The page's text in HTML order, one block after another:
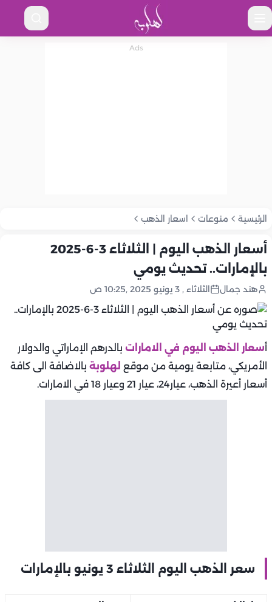
الرئيسية منوعات اسعار الذهب
أسعار الذهب اليوم | الثلاثاء 3-6-2025
بالإمارات.. تحديث يومي
هند جمال الثلاثاء , 3 يونيو 2025 ,10:25 ص
أسعار الذهب اليوم في الامارات بالدرهم الإماراتي والدولار
الأمريكي، متابعة يومية من موقع لهلوبة بالاضافة الى كافة
أسعار أعيرة الذهب، عيار24، عيار 21 وعيار 18 في الامارات.
سعر الذهب اليوم الثلاثاء 3 يونيو بالإمارات